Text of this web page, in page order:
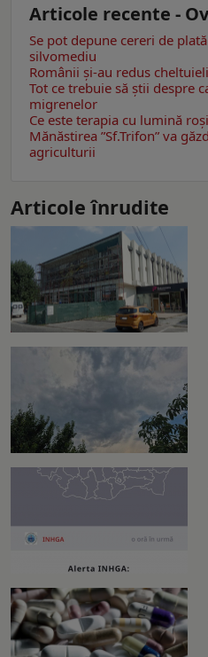
Articole recente -
Se pot depune cereri de
silvomediu
Românii şi-au redus
Tot ce trebuie să știi despre
migrenelor
Ce este terapia cu lumină
Mănăstirea ”Sf.Trifon” va
agriculturii
Articole înrudite